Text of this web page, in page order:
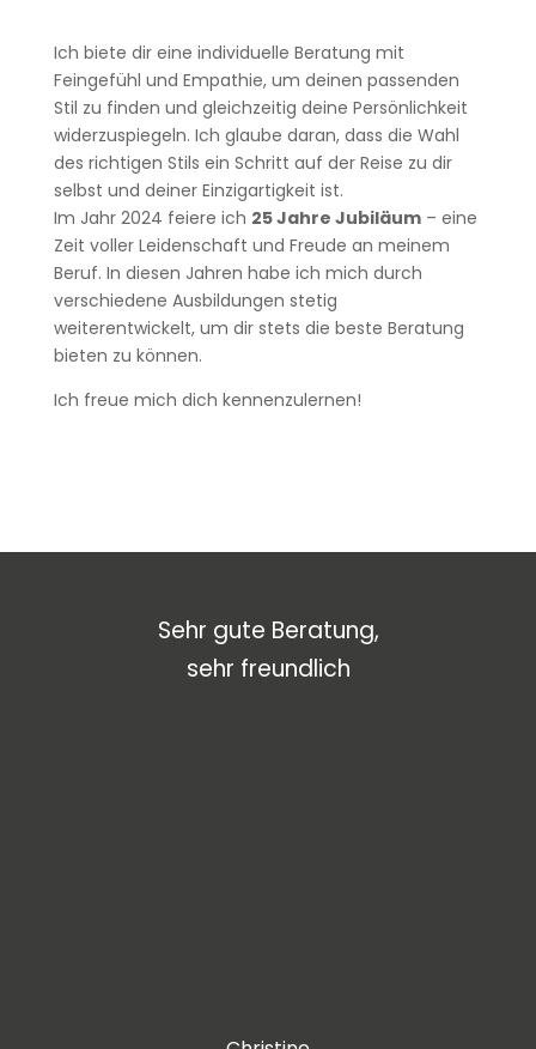
Ich biete dir eine individuelle Beratung mit
Feingefühl und Empathie, um deinen passenden
Stil zu finden und gleichzeitig deine Persönlichkeit
widerzuspiegeln. Ich glaube daran, dass die Wahl
des richtigen Stils ein Schritt auf der Reise zu dir
selbst und deiner Einzigartigkeit ist.
Im Jahr 2024 feiere ich 25 Jahre Jubiläum– eine
Zeit voller Leidenschaft und Freude an meinem
Beruf. In diesen Jahren habe ich mich durch
verschiedene Ausbildungen stetig
weiterentwickelt, um dir stets die beste Beratung
bieten zu können.
Ich freue mich dich kennenzulernen!
Sehr gute Beratung,
sehr freundlich